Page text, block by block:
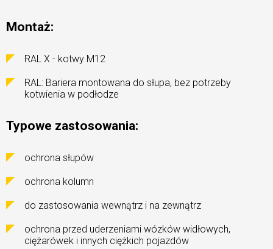
Montaż:
RAL X - kotwy M12
RAL: Bariera montowana do słupa, bez potrzeby
kotwienia w podłodze
Typowe zastosowania:
ochrona słupów
ochrona kolumn
do zastosowania wewnątrz i na zewnątrz
ochrona przed uderzeniami wózków widłowych,
ciężarówek i innych ciężkich pojazdów